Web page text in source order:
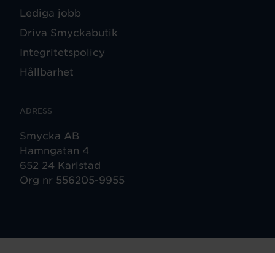
Lediga jobb
Driva Smyckabutik
Integritetspolicy
Hållbarhet
ADRESS
Smycka AB
Hamngatan 4
652 24 Karlstad
Org nr 556205-9955